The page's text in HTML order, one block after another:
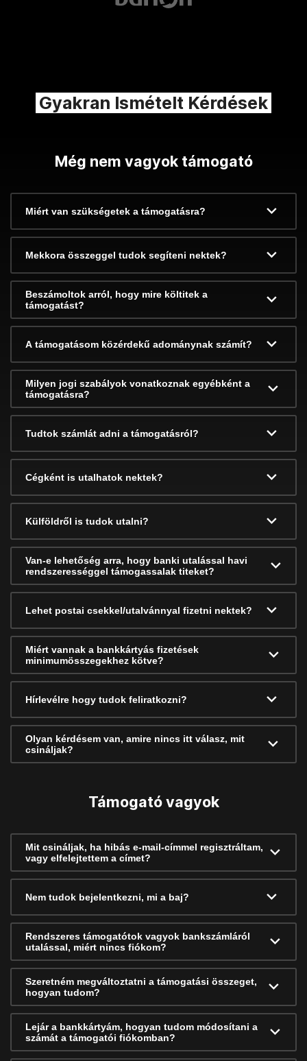
Gyakran Ismételt Kérdések
Még nem vagyok támogató
Miért van szükségetek a támogatásra?
Mekkora összeggel tudok segíteni nektek?
Beszámoltok arról, hogy mire költitek a
támogatást?
A támogatásom közérdekű adománynak számít?
Milyen jogi szabályok vonatkoznak egyébként a
támogatásra?
Tudtok számlát adni a támogatásról?
Cégként is utalhatok nektek?
Külföldről is tudok utalni?
Van-e lehetőség arra, hogy banki utalással havi
rendszerességgel támogassalak titeket?
Lehet postai csekkel/utalvánnyal fizetni nektek?
Miért vannak a bankkártyás fizetések
minimumösszegekhez kötve?
Hírlevélre hogy tudok feliratkozni?
Olyan kérdésem van, amire nincs itt válasz, mit
csináljak?
Támogató vagyok
Mit csináljak, ha hibás e-mail-címmel regisztráltam,
vagy elfelejtettem a címet?
Nem tudok bejelentkezni, mi a baj?
Rendszeres támogatótok vagyok bankszámláról
utalással, miért nincs fiókom?
Szeretném megváltoztatni a támogatási összeget,
hogyan tudom?
Lejár a bankkártyám, hogyan tudom módosítani a
számát a támogatói fiókomban?